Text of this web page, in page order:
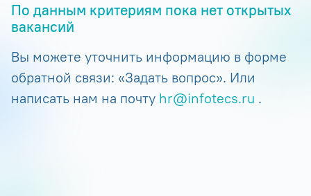
По данным критериям пока нет открытых
вакансий
Вы можете уточнить информацию в форме
обратной связи: «Задать вопрос». Или
написать нам на почту hr@infotecs.ru .